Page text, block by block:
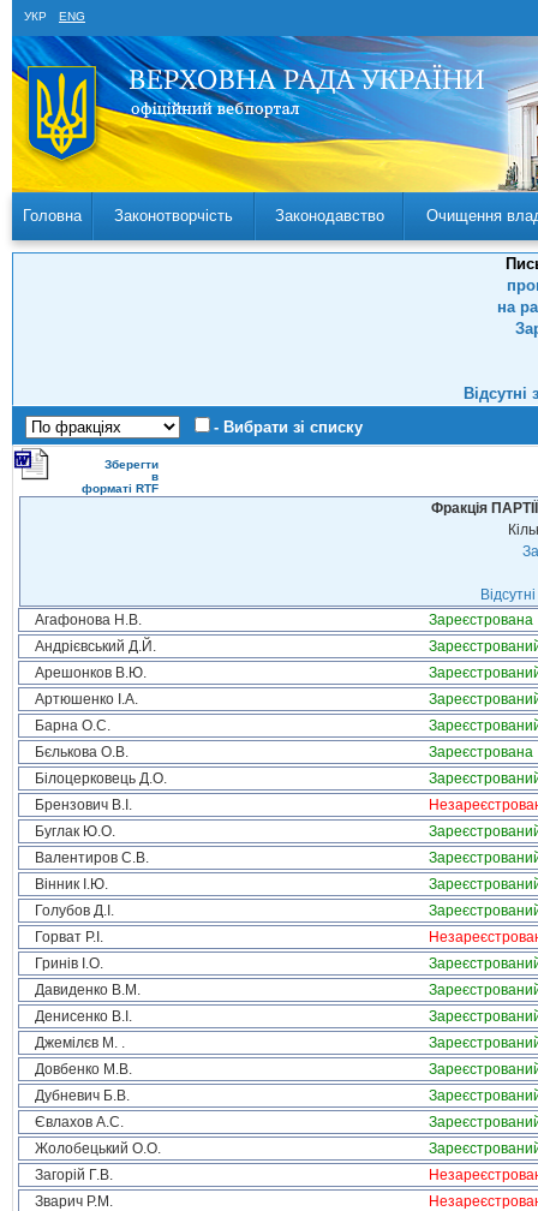
УКР ENG
Головна Законотворчість Законодавство Очищення
на
- Вибрати зі списку
Зберегти
в
форматі RTF
Фракція
Агафонова Н.В.
Зареєстрована
Андрієвський Д.Й.
Арешонков В.Ю.
Артюшенко І.А.
Барна О.С.
Бєлькова О.В.
Зареєстрована
Білоцерковець Д.О.
Брензович В.І.
Буглак Ю.О.
Валентиров С.В.
Вінник І.Ю.
Голубов Д.І.
Горват Р.І.
Гринів І.О.
Давиденко В.М.
Денисенко В.І.
Джемілєв М. .
Довбенко М.В.
Дубневич Б.В.
Євлахов А.С.
Жолобецький О.О.
Загорій Г.В.
Зварич Р.М.